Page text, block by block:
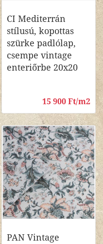
CI Mediterrán
stílusú, kopottas
szürke padlólap,
csempe vintage
enteriőrbe 20x20
15 900 Ft/m2
PAN Vintage